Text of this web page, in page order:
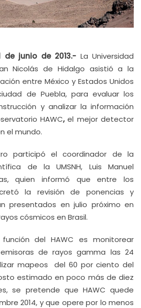
de junio de 2013.- La Universidad
Nicolás de Hidalgo asistió a la
entre México y Estados Unidos
de Puebla, para evaluar los
y analizar la información
HAWC,el mejor detector
el mundo.
participó el coordinador de la
de la UMSNH, Luis Manuel
quien informó que entre los
la revisión de ponencias y
presentados en julio próximo en
cósmicos en Brasil.
del HAWC es monitorear
de rayos gamma las 24
mapeos del 60 por ciento del
estimado en poco más de diez
se pretende que HAWC quede
2014, y que opere por lo menos